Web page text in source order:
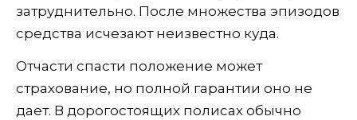
затруднительно. После множества эпизодов
средства исчезают неизвестно куда.
Отчасти спасти положение может
страхование, но полной гарантии оно не
дает. В дорогостоящих полисах обычно